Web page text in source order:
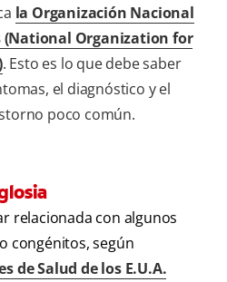
la Organización Nacional
(National Organization for
. Esto es lo que debe saber
el diagnóstico y el
poco común.
relacionada con algunos
congénitos, según
de Salud de los E.U.A.